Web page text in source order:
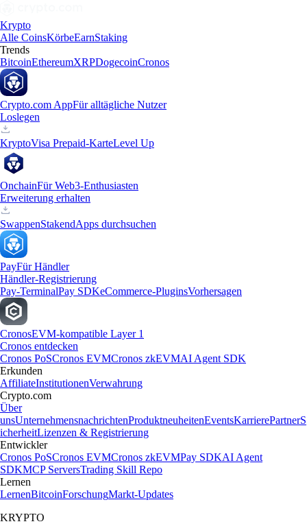
Krypto
Alle CoinsKörbeEarnStaking
Trends
BitcoinEthereumXRPDogecoinCronos
Crypto.com AppFür alltägliche Nutzer
Loslegen
KryptoVisa Prepaid-KarteLevel Up
OnchainFür Web3-Enthusiasten
Erweiterung erhalten
SwappenStakendApps durchsuchen
PayFür Händler
Händler-Registrierung
Pay-TerminalPay SDKeCommerce-PluginsVorhersagen
CronosEVM-kompatible Layer 1
Cronos entdecken
Cronos PoSCronos EVMCronos zkEVMAI Agent SDK
Erkunden
AffiliateInstitutionenVerwahrung
Crypto.com
Über
unsUnternehmensnachrichtenProduktneuheitenEventsKarrierePartnerS
icherheitLizenzen & Registrierung
Entwickler
Cronos PoSCronos EVMCronos zkEVMPay SDKAI Agent
SDKMCP ServersTrading Skill Repo
Lernen
LernenBitcoinForschungMarkt-Updates
KRYPTO